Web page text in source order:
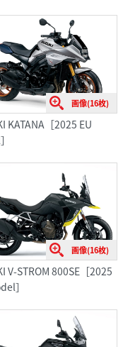
画像(16枚)
KATANA［2025 EU
画像(16枚)
V-STROM 800SE［2025
］